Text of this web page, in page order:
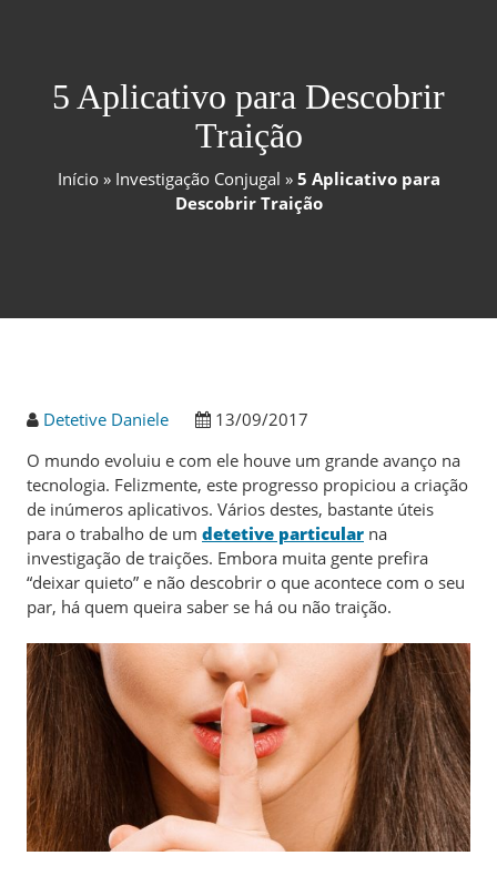
5 Aplicativo para Descobrir
Traição
Início» Investigação Conjugal » 5 Aplicativo para
Descobrir Traição
Detetive Daniele
13/09/2017
O mundo evoluiu e com ele houve um grande avanço na
tecnologia. Felizmente, este progresso propiciou a criação
de inúmeros aplicativos. Vários destes, bastante úteis
para o trabalho de um detetive particular na
investigação de traições. Embora muita gente prefira
“deixar quieto” e não descobrir o que acontece com o seu
par, há quem queira saber se há ou não traição.